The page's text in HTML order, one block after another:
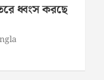
ধ্বংস করছে